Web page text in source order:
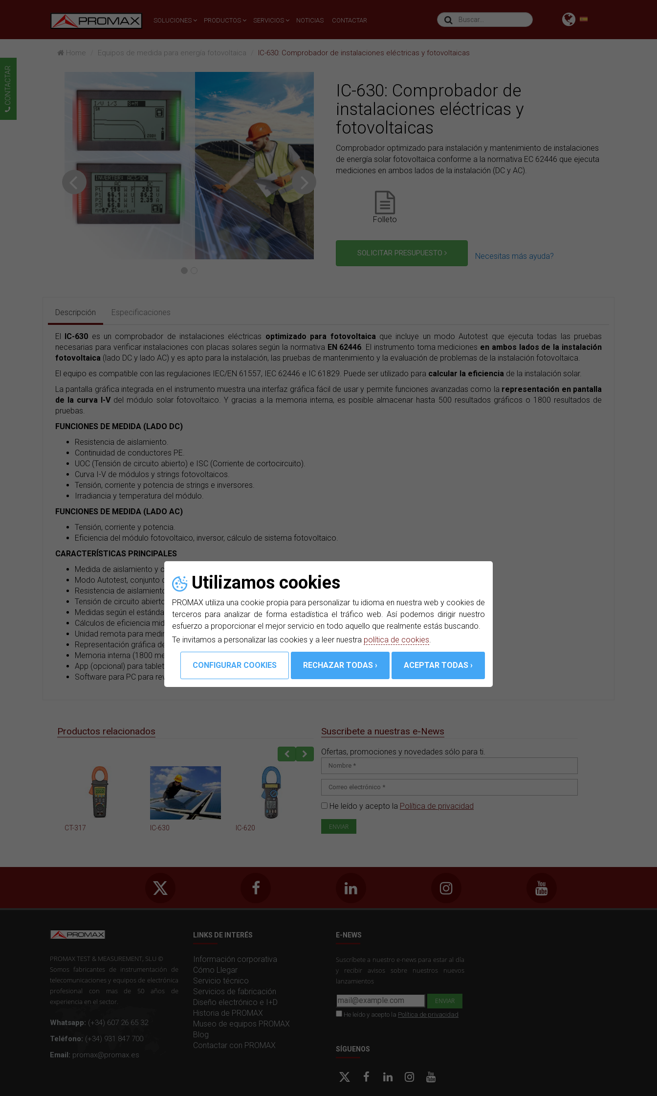
Utilizamos cookies
PROMAX utiliza una cookie propia para personalizar tu idioma en nuestra web y cookies de
terceros para analizar de forma estadística el tráfico web. Así podemos dirigir nuestro
esfuerzo a proporcionar el mejor servicio en todo aquello que realmente estás buscando.
Te invitamos a personalizar las cookies y a leer nuestra política de cookies.
SOLUCIONES PRODUCTOS SERVICIOS NOTICIAS CONTACTAR
Home Equipos de medida para energía fotovoltaica IC-630: Comprobador de instalaciones eléctricas y fotovoltaicas
IC-630: Comprobador de
instalaciones eléctricas y
fotovoltaicas
Comprobador optimizado para instalación y mantenimiento de instalaciones
de energía solar fotovoltaica conforme a la normativa EC 62446 que ejecuta
mediciones en ambos lados de la instalación (DC y AC).
Folleto
SOLICITAR PRESUPUESTO Necesitas más ayuda?
Descripción Especificaciones
El IC-630 es un comprobador de instalaciones eléctricas optimizado para fotovoltaica que incluye un modo Autotest que ejecuta todas las pruebas
necesarias para verificar instalaciones con placas solares según la normativa EN 62446. El instrumento toma mediciones en ambos lados de la instalación
fotovoltaica (lado DC y lado AC) y es apto para la instalación, las pruebas de mantenimiento y la evaluación de problemas de la instalación fotovoltaica.
El equipo es compatible con las regulaciones IEC/EN 61557, IEC 62446 e IC 61829. Puede ser utilizado para calcular la eficiencia de la instalación solar.
La pantalla gráfica integrada en el instrumento muestra una interfaz gráfica fácil de usar y permite funciones avanzadas como la representación en pantalla
de la curva I-Vdel módulo solar fotovoltaico. Y gracias a la memoria interna, es posible almacenar hasta 500 resultados gráficos o 1800 resultados de
pruebas.
FUNCIONES DE MEDIDA (LADO DC)
Resistencia de aislamiento.
Continuidad de conductores PE.
UOC (Tensión de circuito abierto) e ISC (Corriente de cortocircuito).
Curva I-V de módulos y strings fotovoltaicos.
Tensión, corriente y potencia de strings e inversores.
Irradiancia y temperatura del módulo.
FUNCIONES DE MEDIDA (LADO AC)
Tensión, corriente y potencia.
Eficiencia del módulo fotovoltaico, inversor, cálculo de sistema fotovoltaico.
CARACTERÍSTICAS PRINCIPALES
Medida de aislamiento y curva I-V sin equipos adicionales.
Modo Autotest, conjunto de pruebas según EN 62446.
Resistencia de aislamiento entre positivo-tierra y negativo-tierra.
Tensión de circuito abierto y tensión de cortocircuito.
Medidas según el estándar STC.
Cálculos de eficiencia midiendo simultáneamente parámetros AC y DC.
Unidad remota para medir la irradiación solar y temperatura en el módulo fotovoltaico (opcional).
Representación gráfica de la curva I-V.
Memoria interna (1800 medidas y 500 resultados gráficos con marca de tiempo).
App (opcional) para tablets y smartphones Android.
Software para PC para revisar, analizar e imprimir las medidas.
Productos relacionados
CT-317 IC-630 IC-620
Suscribete a nuestras e-News
Ofertas, promociones y novedades sólo para ti.
He leído y acepto la Política de privacidad
PROMAX TEST & MEASUREMENT, SLU ©
Somos fabricantes de instrumentación de
telecomunicaciones y equipos de electrónica
profesional con mas de 50 años de
experiencia en el sector.
Whatsapp: (+34) 607 26 65 32
Teléfono: (+34) 931 847 700
Email: promax@promax.es
LINKS DE INTERÉS
Información corporativa
Cómo Llegar
Servicio técnico
Servicios de fabricación
Diseño electrónico e I+D
Historia de PROMAX
Museo de equipos PROMAX
Blog
Contactar con PROMAX
E-NEWS
Suscríbete a nuestro e-news para estar al día
y recibir avisos sobre nuestros nuevos
lanzamientos
He leído y acepto la Política de privacidad
SÍGUENOS
CONTACTAR